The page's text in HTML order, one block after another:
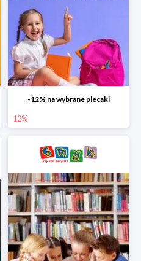
-12% na wybrane plecaki
12%